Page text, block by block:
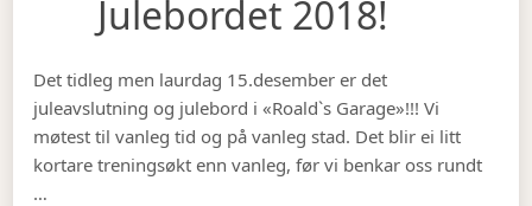
Julebordet 2018!
Det tidleg men laurdag 15.desember er det
juleavslutning og julebord i «Roald`s Garage»!!! Vi
møtest til vanleg tid og på vanleg stad. Det blir ei litt
kortare treningsøkt enn vanleg, før vi benkar oss rundt
…